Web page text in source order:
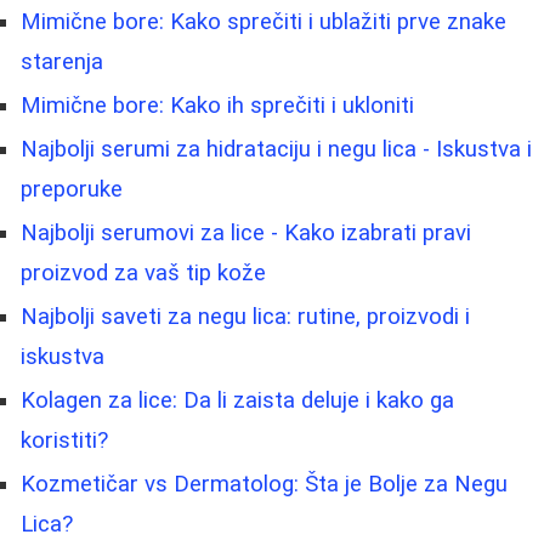
Mimične bore: Kako sprečiti i ublažiti prve znake
starenja
Mimične bore: Kako ih sprečiti i ukloniti
Najbolji serumi za hidrataciju i negu lica - Iskustva i
preporuke
Najbolji serumovi za lice - Kako izabrati pravi
proizvod za vaš tip kože
Najbolji saveti za negu lica: rutine, proizvodi i
iskustva
Kolagen za lice: Da li zaista deluje i kako ga
koristiti?
Kozmetičar vs Dermatolog: Šta je Bolje za Negu
Lica?